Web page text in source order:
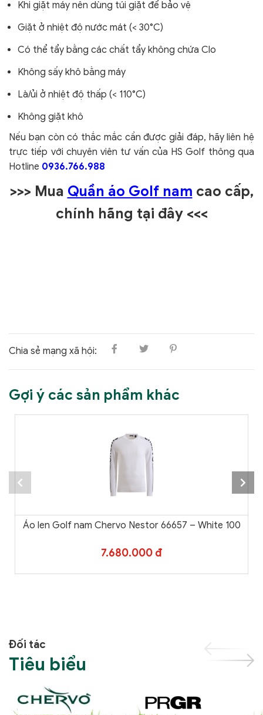
Khi giặt máy nên dùng túi giặt để bảo vệ
Giặt ở nhiệt độ nước mát (< 30°C)
Có thể tẩy bằng các chất tẩy không chứa Clo
Không sấy khô bằng máy
Là/ủi ở nhiệt độ thấp (< 110°C)
Không giặt khô
Nếu bạn còn có thắc mắc cần được giải đáp, hãy liên hệ
trực tiếp với chuyên viên tư vấn của HS Golf thông qua
Hotline 0936.766.988
>>> Mua Quần áo Golf nam cao cấp,
chính hãng tại đây <<<
Chia sẻ mạng xã hội:
Gợi ý các sản phẩm khác
Áo len Golf nam Chervo Nestor 66657 – White 100
7.680.000 đ
Đối tác
Tiêu biểu